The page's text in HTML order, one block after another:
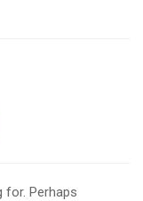
for. Perhaps